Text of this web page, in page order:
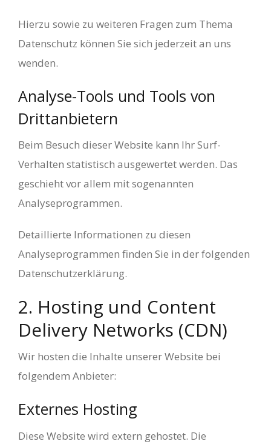
Hierzu sowie zu weiteren Fragen zum Thema
Datenschutz können Sie sich jederzeit an uns
wenden.
Analyse-Tools und Tools von
Dritt­anbietern
Beim Besuch dieser Website kann Ihr Surf-
Verhalten statistisch ausgewertet werden. Das
geschieht vor allem mit sogenannten
Analyseprogrammen.
Detaillierte Informationen zu diesen
Analyseprogrammen finden Sie in der folgenden
Datenschutzerklärung.
2. Hosting und Content
Delivery Networks (CDN)
Wir hosten die Inhalte unserer Website bei
folgendem Anbieter:
Externes Hosting
Diese Website wird extern gehostet. Die